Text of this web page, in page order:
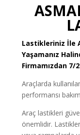
Lastikleriniz İle
Yaşamanız
Firmamızdan
Araçlarda
performansı
Araç lastikleri
önemlidir.